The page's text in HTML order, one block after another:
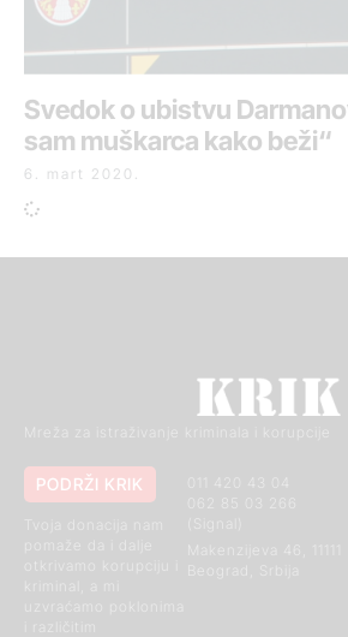
Svedok o ubistvu
sam muškarca kako beži“
6. mart 2020.
Mreža za istraživanje kriminala i korupcije
011 420 43 04
Makenzijeva 46, 11111
PODRŽI KRIK
otkrivamo korupciju i
kriminal, a mi
uzvraćamo poklonima
i različitim